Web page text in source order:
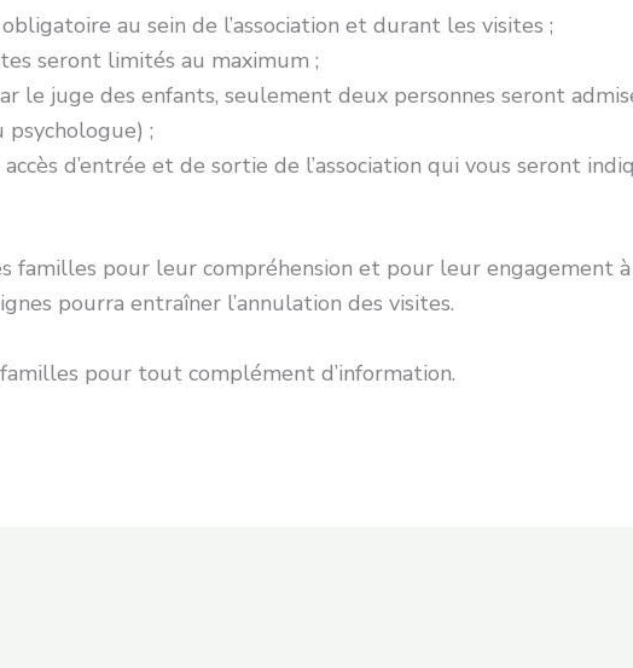
au sein de l’association et durant les visites ;
seront limités au maximum ;
le juge des enfants, seulement deux personnes seront
;
d’entrée et de sortie de l’association qui vous seront
familles pour leur compréhension et pour leur engagement à
pourra entraîner l’annulation des visites.
pour tout complément d’information.